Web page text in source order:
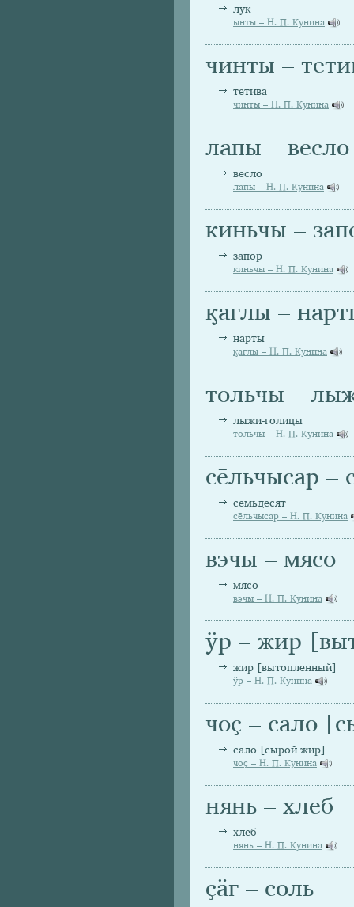
лук
ынты – Н. П. Кунина
чинты –
тетива
чинты – Н. П. Кунина
лапы – весло
весло
лапы – Н. П. Кунина
киньчы –
запор
киньчы – Н. П. Кунина
ӄаглы –
нарты
ӄаглы – Н. П. Кунина
тольчы –
лыжи-голицы
тольчы – Н. П. Кунина
се̄льчысар –
семьдесят
се̄льчысар – Н. П. Кунина
вэчы – мясо
мясо
вэчы – Н. П. Кунина
ӱр – жир
жир [вытопленный]
ӱр – Н. П. Кунина
чоҫ – сало
сало [сырой жир]
чоҫ – Н. П. Кунина
нянь – хлеб
хлеб
нянь – Н. П. Кунина
ҫäг – соль